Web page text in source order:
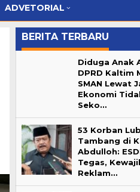
ADVETORIAL
BERITA TERBARU
Diduga Anak
DPRD Kaltim
SMAN Lewat
Ekonomi
Seko…
53 Korban
Tambang di
Abdulloh:
Tegas,
Reklam…